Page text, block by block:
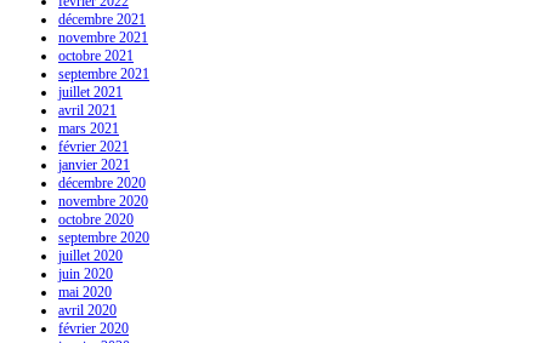
décembre 2021
novembre 2021
octobre 2021
septembre 2021
juillet 2021
avril 2021
mars 2021
février 2021
janvier 2021
décembre 2020
novembre 2020
octobre 2020
septembre 2020
juillet 2020
juin 2020
mai 2020
avril 2020
février 2020